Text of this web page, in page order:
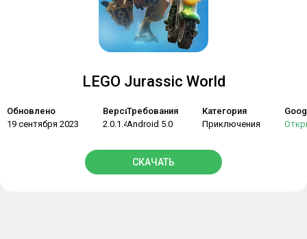
LEGO Jurassic World
Обновлено
19 сентября 2023
Версия
2.0.1.42
Требования
Android 5.0
Категория
Приключения
СКАЧАТЬ